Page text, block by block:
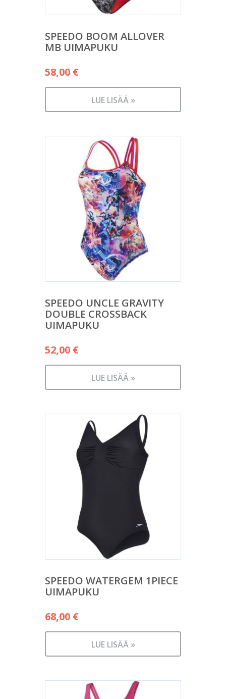
SPEEDO BOOM ALLOVER
MB UIMAPUKU
58,00 €
LUE LISÄÄ »
SPEEDO UNCLE GRAVITY
DOUBLE CROSSBACK
UIMAPUKU
52,00 €
LUE LISÄÄ »
SPEEDO WATERGEM 1PIECE
UIMAPUKU
68,00 €
LUE LISÄÄ »